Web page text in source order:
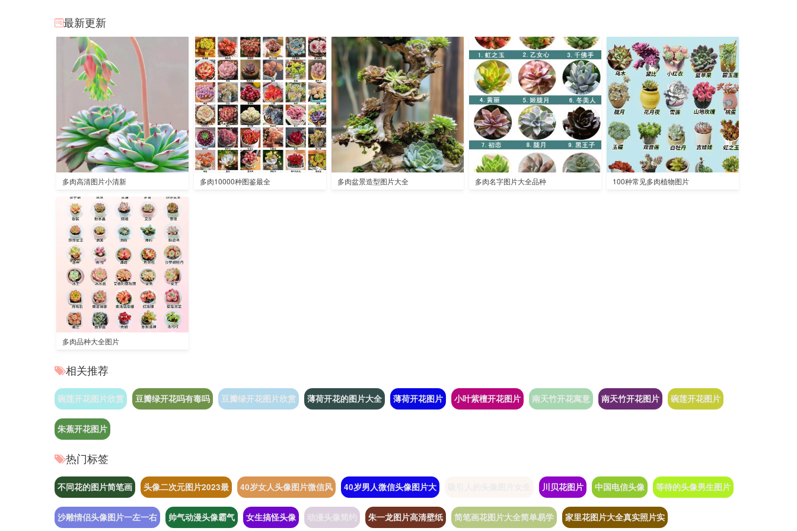
最新更新
多肉高清图片小清新 多肉10000种图鉴最全 多肉盆景造型图片大全 多肉名字图片大全品种 100种常见多肉植物图片
多肉品种大全图片
相关推荐
碗莲开花图片欣赏 豆瓣绿开花吗有毒吗 豆瓣绿开花图片欣赏 薄荷开花的图片大全 薄荷开花图片 小叶紫檀开花图片 南天竹开花寓意 南天竹开花图片 碗莲开花图片
朱蕉开花图片
热门标签
不同花的图片简笔画 头像二次元图片2023最 40岁女人头像图片微信风 40岁男人微信头像图片大 川贝花图片 中国电信头像 等待的头像男生图片
沙雕情侣头像图片一左一右 帅气动漫头像霸气 女生搞怪头像 动漫头像简约 朱一龙图片高清壁纸 简笔画花图片大全简单易学 家里花图片大全真实照片实